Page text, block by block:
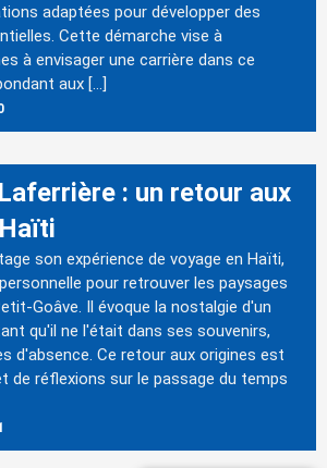
adaptées pour développer des
Cette démarche vise à
à envisager une carrière dans ce
aux […]
: un retour aux
son expérience de voyage en Haïti,
pour retrouver les paysages
Goâve. Il évoque la nostalgie d'un
qu'il ne l'était dans ses souvenirs,
d'absence. Ce retour aux origines est
de réflexions sur le passage du temps